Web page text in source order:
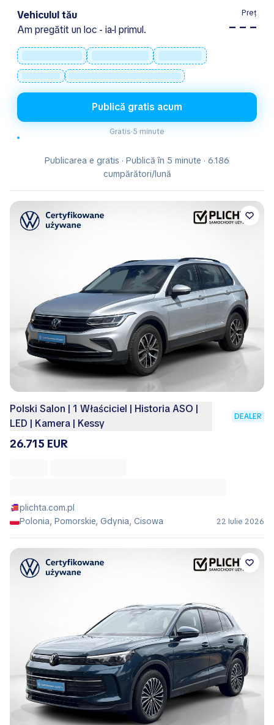
Vehiculul tău
Am pregătit un loc - ia-l primul.
Preț
– – –
Publică gratis acum
Gratis·5 minute
Publicarea e gratis · Publică în 5 minute · 6.186
cumpărători/lună
Polski Salon | 1 Właściciel | Historia ASO |
LED | Kamera | Kessy
DEALER
26.715 EUR
plichta.com.pl
Polonia, Pomorskie, Gdynia, Cisowa
22 Iulie 2026